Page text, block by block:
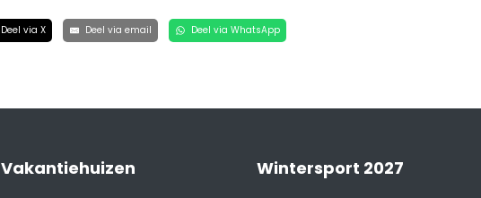
Deel via X Deel via email Deel via WhatsApp
Vakantiehuizen Wintersport 2027